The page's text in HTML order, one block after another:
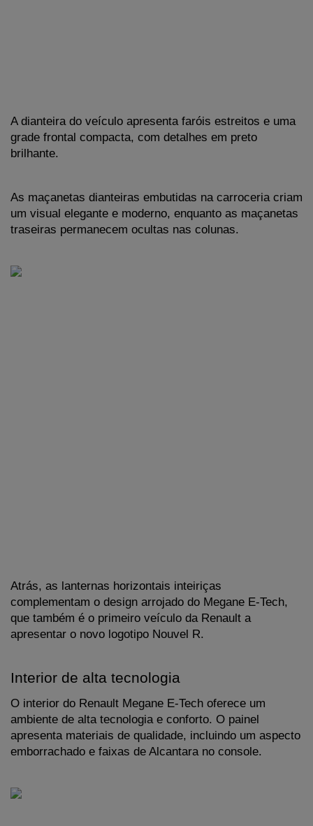
A dianteira do veículo apresenta faróis estreitos e uma
grade frontal compacta, com detalhes em preto
brilhante.
As maçanetas dianteiras embutidas na carroceria criam
um visual elegante e moderno, enquanto as maçanetas
traseiras permanecem ocultas nas colunas.
Atrás, as lanternas horizontais inteiriças
complementam o design arrojado do Megane E-Tech,
que também é o primeiro veículo da Renault a
apresentar o novo logotipo Nouvel R.
Interior de alta tecnologia
O interior do Renault Megane E-Tech oferece um
ambiente de alta tecnologia e conforto. O painel
apresenta materiais de qualidade, incluindo um aspecto
emborrachado e faixas de Alcantara no console.